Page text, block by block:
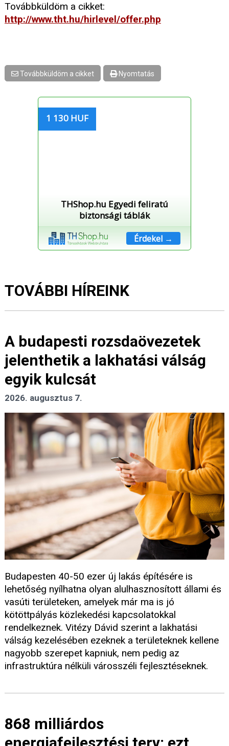
Továbbküldöm a cikket:
http://www.tht.hu/hirlevel/offer.php
Továbbküldöm a cikket Nyomtatás
1 130 HUF
THShop.hu Egyedi feliratú
biztonsági táblák
Érdekel →
TOVÁBBI HÍREINK
A budapesti rozsdaövezetek
jelenthetik a lakhatási válság
egyik kulcsát
2026. augusztus 7.
Budapesten 40-50 ezer új lakás építésére is
lehetőség nyílhatna olyan alulhasznosított állami és
vasúti területeken, amelyek már ma is jó
kötöttpályás közlekedési kapcsolatokkal
rendelkeznek. Vitézy Dávid szerint a lakhatási
válság kezelésében ezeknek a területeknek kellene
nagyobb szerepet kapniuk, nem pedig az
infrastruktúra nélküli városszéli fejlesztéseknek.
868 milliárdos